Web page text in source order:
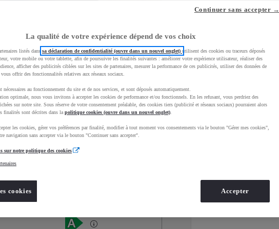
Services Concession
Occasions
La qualité de votre expérience dépend de vos choix
listés dans sa déclaration de confidentialité (ouvre dans un nouvel onglet) utilisent des cookies ou traceurs déposés
votre mobile ou votre tablette, afin de poursuivre les finalités suivantes : améliorer votre expérience utilisateur, réaliser des
afficher des publicités ciblées sur les sites de partenaires, mesurer la performance de ces publicités, utiliser des données de
offrir des fonctionnalités relatives aux réseaux sociaux.
nécessaires au fonctionnement du site et de nos services, et sont déposés automatiquement.
optimale, nous vous invitons à accepter les cookies de performance et/ou fonctionnels. En les refusant, vous perdriez des
sur notre site. Sous réserve de votre consentement préalable, des cookies tiers (publicité et réseaux sociaux) pourraient alors
finalités sont décrites dans la politique cookies (ouvre dans un nouvel onglet)
les cookies, gérer vos préférences par finalité, modifier à tout moment vos consentements via le bouton "Gérer mes cookies",
navigation sans accepter via le bouton "Continuer sans accepter".
sur notre politique des cookies
cookies
Continuer sans accepter →
Accepter